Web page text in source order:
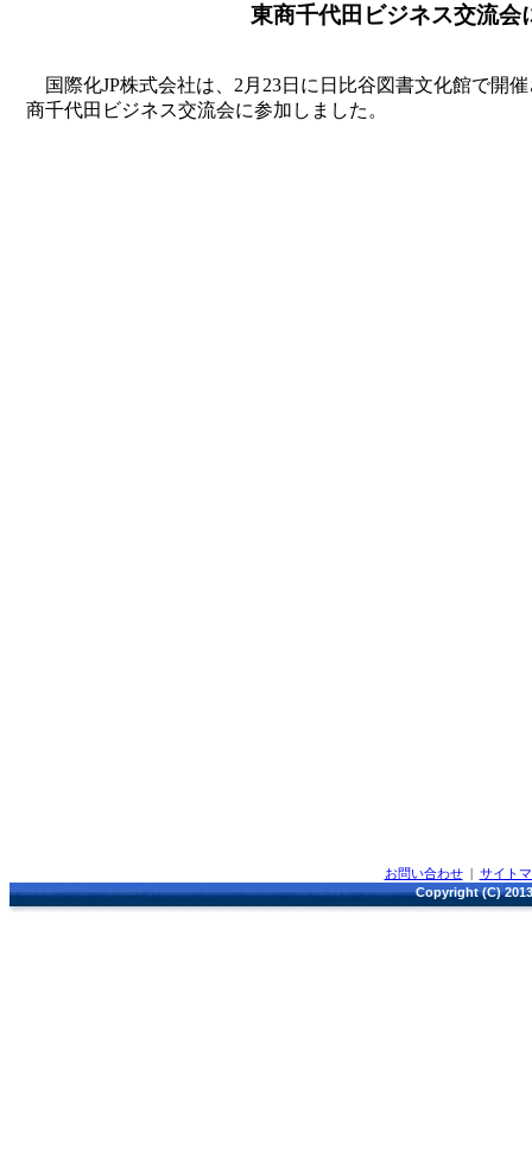
東商千代田ビジネス交流会
国際化JP株式会社は、2月23日に日比谷図書文化館で開
商千代田ビジネス交流会に参加しました。
お問い合わせ| サイト
Copyright (C)